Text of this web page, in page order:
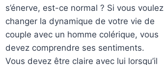
s’énerve, est-ce normal ? Si vous voulez
changer la dynamique de votre vie de
couple avec un homme colérique, vous
devez comprendre ses sentiments.
Vous devez être claire avec lui lorsqu’il